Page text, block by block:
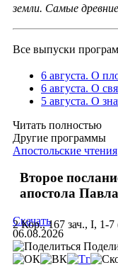
земли. Самые
Все выпуски
6 августа. О
6 августа. О
5 августа. О
Читать полностью
Другие программы
Апостольские чтения
Второе
апостола Павла
2 Кор., 167 зач., I, 1-
Скачать
06.08.2026